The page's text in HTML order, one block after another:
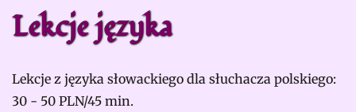
Lekcje języka
Lekcje z języka słowackiego dla słuchacza polskiego:
30 - 50 PLN/45 min.